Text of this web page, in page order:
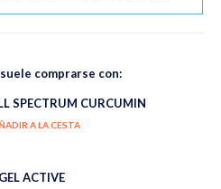
comprarse con:
SPECTRUM CURCUMIN
A LA CESTA
ACTIVE